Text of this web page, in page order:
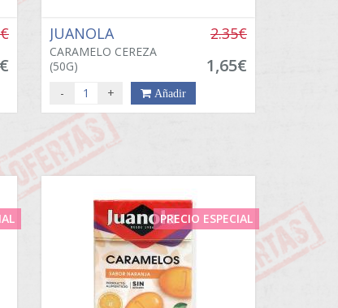
JUANOLA
CARAMELO CEREZA
(50G)
2.35€
1,65€
- + Añadir
PRECIO ESPECIAL